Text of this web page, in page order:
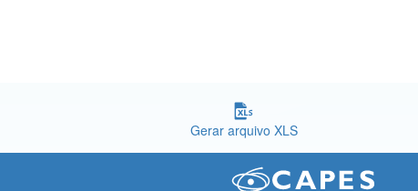
Gerar arquivo XLS